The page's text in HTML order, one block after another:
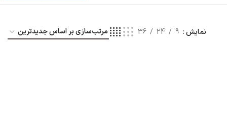
نمایش 9
24
36